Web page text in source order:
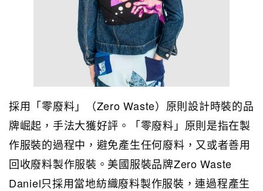
採用「零廢料」（Zero Waste）原則設計時裝的品
牌崛起，手法大獲好評。「零廢料」原則是指在製
作服裝的過程中，避免產生任何廢料，又或者善用
回收廢料製作服裝。美國服裝品牌Zero Waste
Daniel只採用當地紡織廢料製作服裝，連過程產生